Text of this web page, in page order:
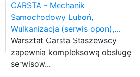
CARSTA - Mechanik
Samochodowy Luboń,
Wulkanizacja (serwis opon),...
Warsztat Carsta Staszewscy
zapewnia kompleksową obsługę
serwisow...